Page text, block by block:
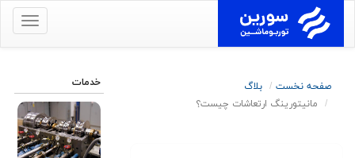
برای
کنید
صفحه نخست
بلاگ
مانیتورینگ ارتعاشات چیست؟
خدمات